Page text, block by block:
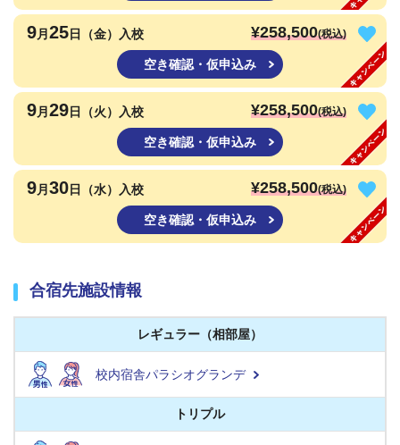
9月 25日（金）入校 ¥258,500(税込)
空き確認・仮申込み
9月 29日（火）入校 ¥258,500(税込)
空き確認・仮申込み
9月 30日（水）入校 ¥258,500(税込)
空き確認・仮申込み
合宿先施設情報
レギュラー（相部屋）
校内宿舎パラシオグランデ
トリプル